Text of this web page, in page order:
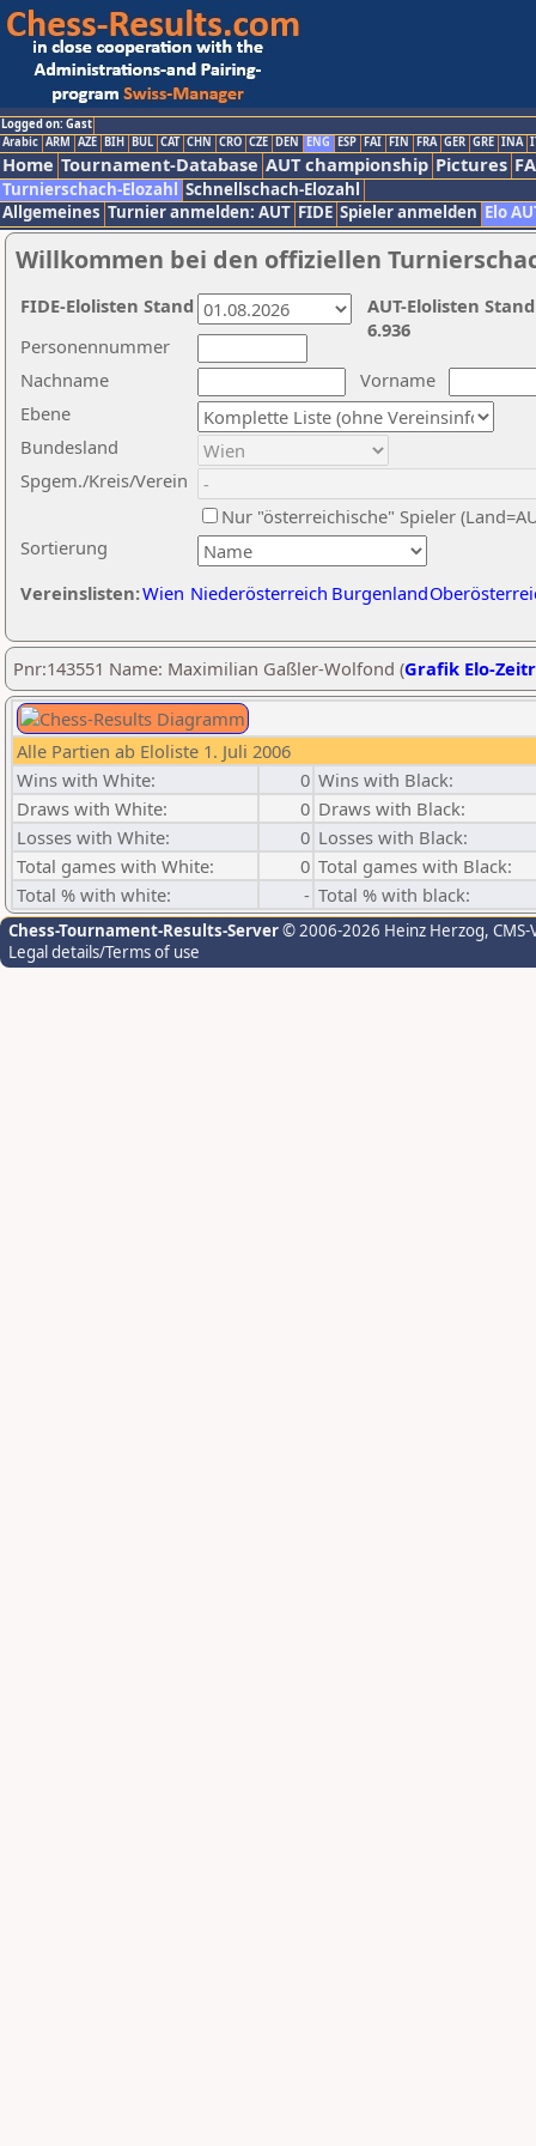
Logged on: Gast
Arabic ARM AZE BIH BUL CAT CHN CRO CZE DEN ENG ESP FAI FIN FRA GER GRE INA
Home Tournament-Database AUT championship Pictures
Turnierschach-Elozahl Schnellschach-Elozahl
Allgemeines Turnier anmelden: AUT FIDE Spieler anmelden Elo
Willkommen bei den offiziellen
Nachname
Vorname
Ebene
Sortierung
Personennummer
Bundesland
Spgem./Kreis/Verein
Nur "österreichische" Spieler
Vereinslisten:Wien Niederösterreich Burgenland
AUT-Elolisten
6.936
FIDE-Elolisten Stand
Pnr:143551 Name: Maximilian Gaßler-Wolfond (Grafik Elo-
Alle Partien ab Eloliste 1. Juli 2006
Wins with White:
0 Wins with Black:
Draws with White:
0 Draws with Black:
Losses with White:
0 Losses with Black:
Total games with White:
0 Total games with Black:
Total % with white:
- Total % with black:
Chess-Tournament-Results-Server© 2006-2026 Heinz Herzog,
Legal details/Terms of use